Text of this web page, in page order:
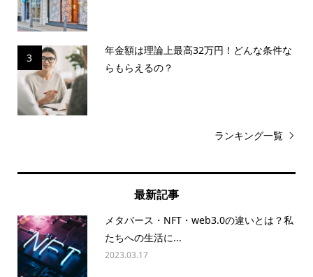
3
年金額は理論上最高32万円！どんな条件な
らもらえるの？
ランキング一覧
最新記事
メタバース・NFT・web3.0の違いとは？私
たちへの生活に...
2023.03.17